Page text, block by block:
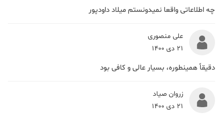
چه اطلاعاتی واقعا نمیدونستم میلاد داودپور
علی منصوری
21 دی 1400
دقیقاً همینطوره، بسیار عالی و کافی بود
زروان صیاد
21 دی 1400